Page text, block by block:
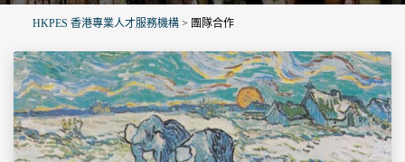
HKPES 香港專業人才服務機構 > 團隊合作